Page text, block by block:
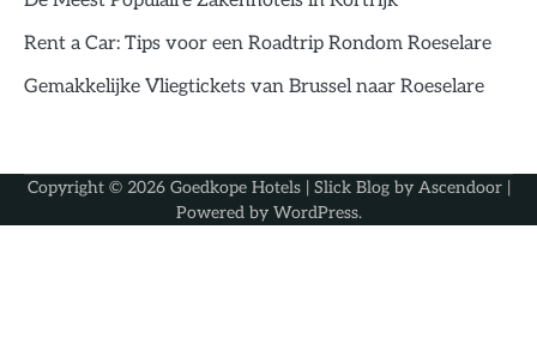
Rent a Car: Tips voor een Roadtrip Rondom Roeselare
Gemakkelijke Vliegtickets van Brussel naar Roeselare
Copyright © 2026 Goedkope Hotels| Slick Blog by Ascendoor|
Powered by WordPress.